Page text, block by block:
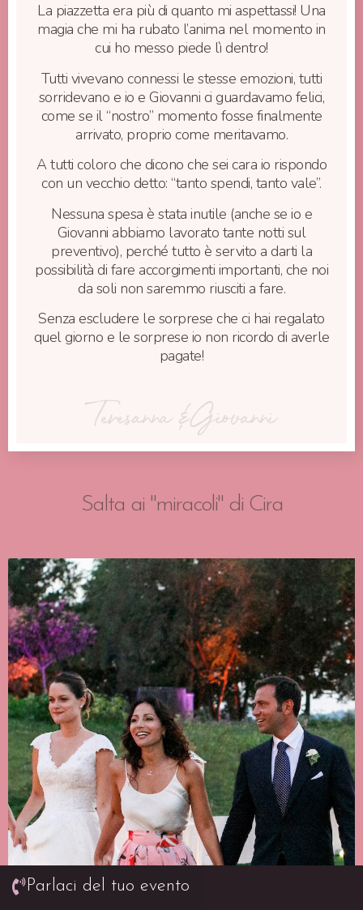
La piazzetta era più di quanto mi aspettassi! Una
magia che mi ha rubato l’anima nel momento in
cui ho messo piede lì dentro!
Tutti vivevano connessi le stesse emozioni, tutti
sorridevano e io e Giovanni ci guardavamo felici,
come se il “nostro” momento fosse finalmente
arrivato, proprio come meritavamo.
A tutti coloro che dicono che sei cara io rispondo
con un vecchio detto: “tanto spendi, tanto vale”.
Nessuna spesa è stata inutile (anche se io e
Giovanni abbiamo lavorato tante notti sul
preventivo), perché tutto è servito a darti la
possibilità di fare accorgimenti importanti, che noi
da soli non saremmo riusciti a fare.
Senza escludere le sorprese che ci hai regalato
quel giorno e le sorprese io non ricordo di averle
pagate!
Teresanna & Giovanni
Salta ai "miracoli" di Cira
Parlaci del tuo evento